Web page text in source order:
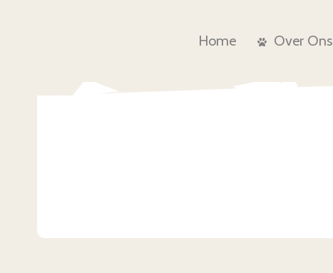
Home Over Ons